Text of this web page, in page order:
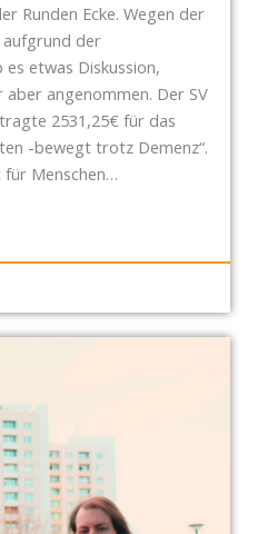
Runden Ecke. Wegen der
aufgrund der
etwas Diskussion,
angenommen. Der SV
2531,25€ für das
-bewegt trotz Demenz“.
Menschen…